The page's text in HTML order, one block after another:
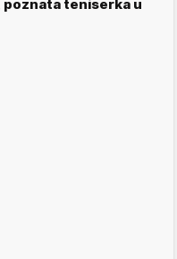
poznata teniserka u